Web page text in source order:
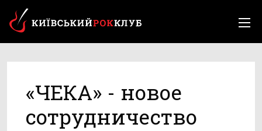
«ЧЕКА» - новое
сотрудничество